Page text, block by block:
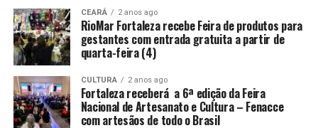
CEARÁ 2 anos ago
RioMar Fortaleza recebe Feira de produtos para
gestantes com entrada gratuita a partir de
quarta-feira (4)
CULTURA 2 anos ago
Fortaleza receberá a 6ª edição da Feira
Nacional de Artesanato e Cultura – Fenacce
com artesãos de todo o Brasil